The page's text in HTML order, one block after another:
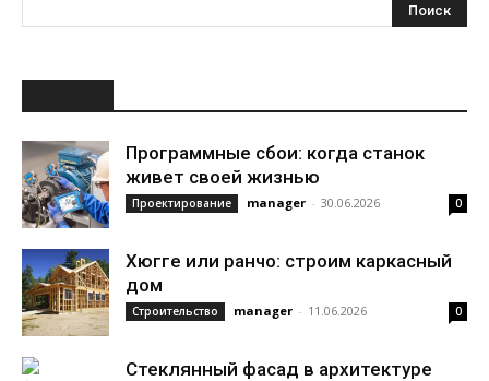
Программные сбои: когда станок
живет своей жизнью
Проектирование manager - 30.06.2026 0
Хюгге или ранчо: строим каркасный
дом
Строительство manager - 11.06.2026 0
Стеклянный фасад в архитектуре